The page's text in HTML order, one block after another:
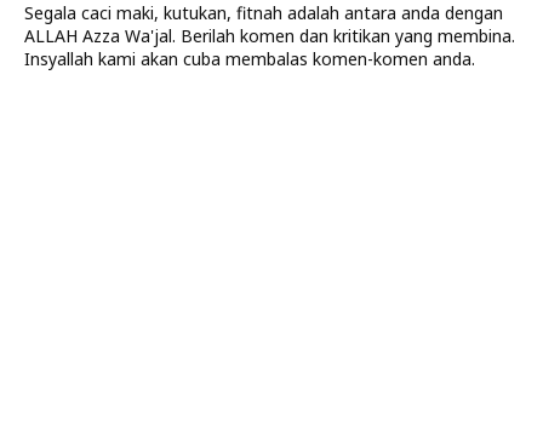
Segala caci maki, kutukan, fitnah adalah antara anda dengan
ALLAH Azza Wa'jal. Berilah komen dan kritikan yang membina.
Insyallah kami akan cuba membalas komen-komen anda.